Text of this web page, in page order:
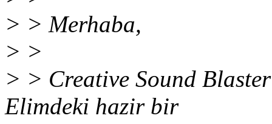
> > Merhaba,
> >
> > Creative Sound
Elimdeki hazir bir